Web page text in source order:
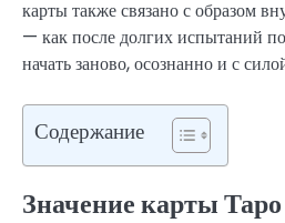
карты также связано с образом
— как после долгих испытаний
начать заново, осознанно и с
Содержание
Значение карты